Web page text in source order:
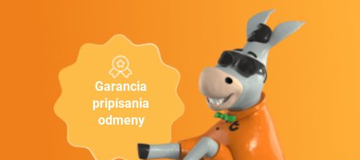
Garancia
pripísania
odmeny